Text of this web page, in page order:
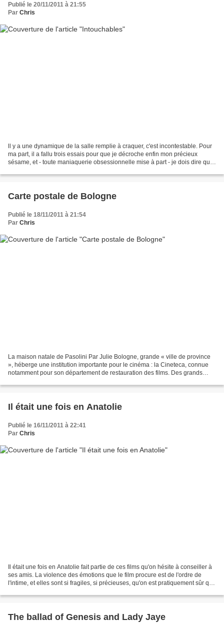
Publié le 20/11/2011 à 21:55
Par Chris
ll y a une dynamique de la salle remplie à craquer, c'est incontestable. Pour
ma part, il a fallu trois essais pour que je décroche enfin mon précieux
sésame, et - toute maniaquerie obsessionnelle mise à part - je dois dire que
Carte postale de Bologne
Publié le 18/11/2011 à 21:54
Par Chris
La maison natale de Pasolini Par Julie Bologne, grande « ville de province
», héberge une institution importante pour le cinéma : la Cineteca, connue
notamment pour son département de restauration des films. Des grands
Il était une fois en Anatolie
Publié le 16/11/2011 à 22:41
Par Chris
Il était une fois en Anatolie fait partie de ces films qu'on hésite à conseiller à
ses amis. La violence des émotions que le film procure est de l'ordre de
l'intime, et elles sont si fragiles, si précieuses, qu'on est pratiquement sûr que
The ballad of Genesis and Lady Jaye